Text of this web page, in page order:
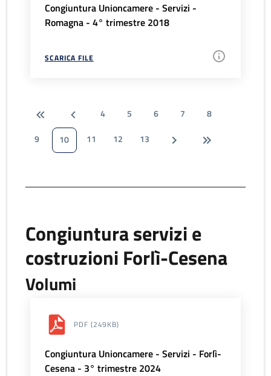
Congiuntura Unioncamere - Servizi -
Romagna - 4° trimestre 2018
SCARICA FILE
4 5 6 7
8
9
10 11 12 13
Congiuntura servizi e
costruzioni Forlì-Cesena
Volumi
PDF (249KB)
Congiuntura Unioncamere - Servizi - Forlì-
Cesena - 3° trimestre 2024